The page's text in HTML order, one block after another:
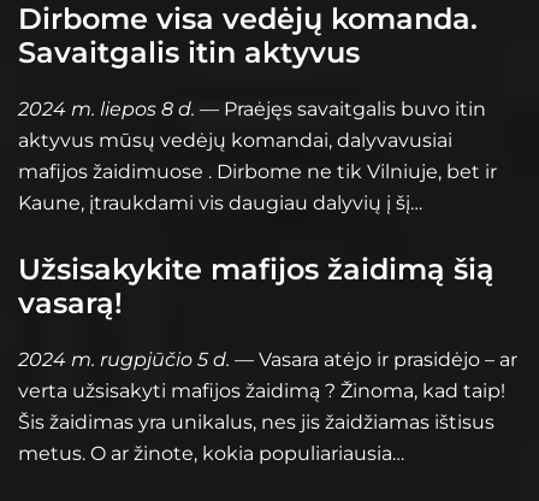
Dirbome visa vedėjų komanda.
Savaitgalis itin aktyvus
2024 m. liepos 8 d. — Praėjęs savaitgalis buvo itin
aktyvus mūsų vedėjų komandai, dalyvavusiai
mafijos žaidimuose . Dirbome ne tik Vilniuje, bet ir
Kaune, įtraukdami vis daugiau dalyvių į šį…
Užsisakykite mafijos žaidimą šią
vasarą!
2024 m. rugpjūčio 5 d. — Vasara atėjo ir prasidėjo – ar
verta užsisakyti mafijos žaidimą ? Žinoma, kad taip!
Šis žaidimas yra unikalus, nes jis žaidžiamas ištisus
metus. O ar žinote, kokia populiariausia…